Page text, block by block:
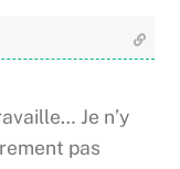
Je n’y
pas